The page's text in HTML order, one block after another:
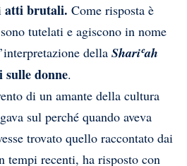
atti brutali. Come risposta è
tutelati e agiscono in nome
della Shariʿah
sulle donne.
di un amante della cultura
sul perché quando aveva
trovato quello raccontato dai
tempi recenti, ha risposto con